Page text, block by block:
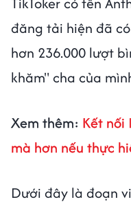
đăng tải hiện đã
hơn 236.000 lượt
khăm" cha của
Xem thêm: Kết nối
mà hơn nếu thực
Dưới đây là đoạn